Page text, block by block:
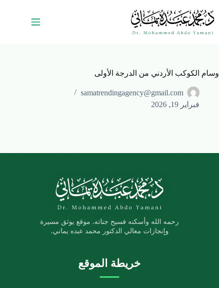
وسام الكوكب الأردني من الدرجة الأولى
samatrendingagency@gmail.com
فبراير 19, 2026
رحمه الله وأسكنه فسيح جناته. موقع يوثق مسيرة
وإنجازات معالي الدكتور محمد عبده يماني.
خريطة الموقع